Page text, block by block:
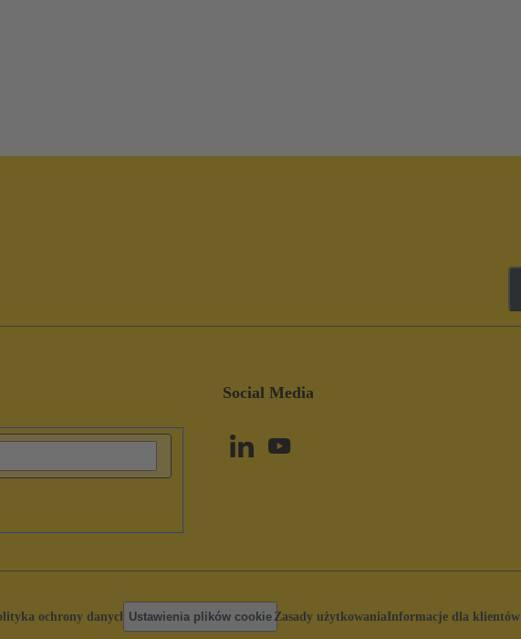
Social Media
ochrony danych Ustawienia plików cookie Zasady użytkowaniaInformacje dla klientów